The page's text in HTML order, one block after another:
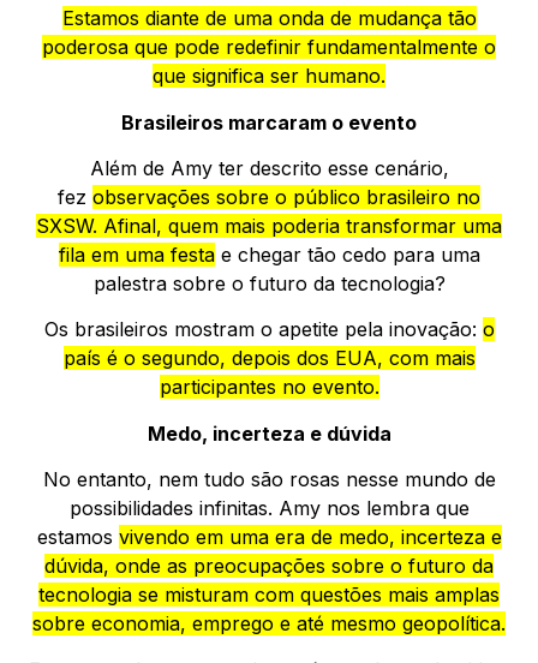
Estamos diante de uma onda de mudança tão
poderosa que pode redefinir fundamentalmente o
que significa ser humano.
Brasileiros marcaram o evento
Além de Amy ter descrito esse cenário,
fez observações sobre o público brasileiro no
SXSW. Afinal, quem mais poderia transformar uma
fila em uma festae chegar tão cedo para uma
palestra sobre o futuro da tecnologia?
Os brasileiros mostram o apetite pela inovação: o
país é o segundo, depois dos EUA, com mais
participantes no evento.
Medo, incerteza e dúvida
No entanto, nem tudo são rosas nesse mundo de
possibilidades infinitas. Amy nos lembra que
estamos vivendo em uma era de medo, incerteza e
dúvida, onde as preocupações sobre o futuro da
tecnologia se misturam com questões mais amplas
sobre economia, emprego e até mesmo geopolítica.